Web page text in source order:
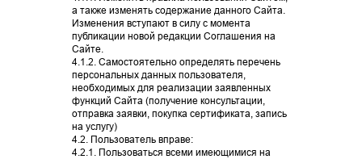
а также изменять содержание данного Сайта.
Изменения вступают в силу с момента
публикации новой редакции Соглашения на
Сайте.
4.1.2. Самостоятельно определять перечень
персональных данных пользователя,
необходимых для реализации заявленных
функций Сайта (получение консультации,
отправка заявки, покупка сертификата, запись
на услугу)
4.2. Пользователь вправе:
4.2.1. Пользоваться всеми имеющимися на
НОВИНКА! ТЕРМОЛИФТИНГ ОЛИДЖИО OLIGIO!
ПОДРОБНЕЕ